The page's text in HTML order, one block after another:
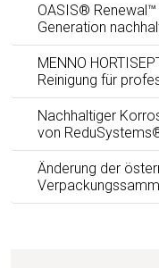
OASIS®
Generation
MENNO
Reinigung für
Nachhaltiger
von
Änderung der